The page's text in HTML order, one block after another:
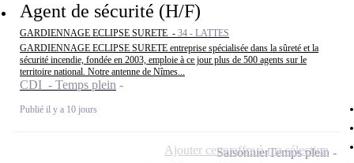
Agent de sécurité (H/F)
GARDIENNAGE ECLIPSE SURETE - 34 - LATTES
GARDIENNAGE ECLIPSE SURETE entreprise spécialisée dans la sûreté et la
sécurité incendie, fondée en 2003, emploie à ce jour plus de 500 agents sur le
territoire national. Notre antenne de Nîmes...
CDI - Temps plein
Publié il y a 10 jours
SaisonnierTemps plein
Ajouter cette offre à ma sélection